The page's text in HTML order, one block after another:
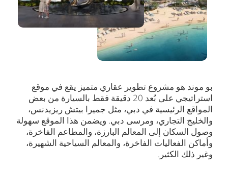
بو موند هو مشروع تطوير عقاري متميز يقع في موقع
استراتيجي على بُعد 20 دقيقة فقط بالسيارة من بعض
المواقع الرئيسية في دبي، مثل جميرا بيتش ريزيدنس،
والخليج التجاري، ومرسى دبي. ويضمن هذا الموقع سهولة
وصول السكان إلى المعالم البارزة، والمطاعم الفاخرة،
وأماكن الفعاليات الفاخرة، والمعالم السياحية الشهيرة،
وغير ذلك الكثير.